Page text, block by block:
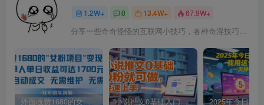
1.2W+ 0 13.4W+ 67.9W+
分享一些奇奇怪怪的互联网小技巧，各种奇淫技巧都在本站。
外面收费1680的女粉项目变现，单人单日收益可达1.7k，全自动成交无需维护 小说推文0基础入门教程，0粉就可做，快速上手